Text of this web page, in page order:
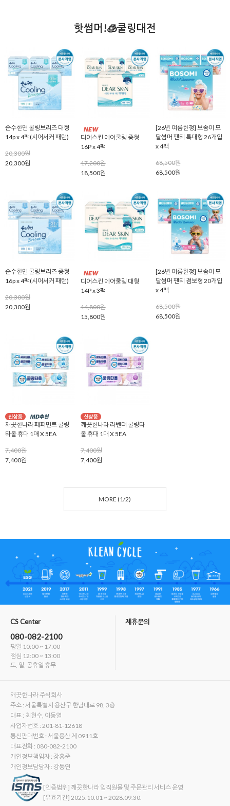
핫썸머!🧊쿨링대전
순수한면 쿨링브리즈 대형
14p x 4팩(시어서커 패턴)
20,300원
20,300원
디어스킨 에어쿨링 중형
16P x 4팩
17,200원
18,500원
[26년 여름한정] 보솜이 모
달썸머 팬티 특대형 26개입
x 4팩
68,500원
68,500원
순수한면 쿨링브리즈 중형
16p x 4팩(시어서커 패턴)
20,300원
20,300원
디어스킨 에어쿨링 대형
14P x 3팩
14,800원
15,800원
[26년 여름한정] 보솜이 모
달썸머 팬티 점보형 20개입
x 4팩
68,500원
68,500원
깨끗한나라 페퍼민트 쿨링
타올 휴대 1매 X 5EA
7,400원
7,400원
깨끗한나라 라벤더 쿨링타
올 휴대 1매 X 5EA
7,400원
7,400원
MORE (1/2)
CS Center
080-082-2100
평일 10:00 ~ 17:00
점심 12:00 ~ 13:00
토, 일, 공휴일 휴무
제휴문의
깨끗한나라 주식회사
주소 : 서울특별시 용산구 한남대로 98, 3층
대표 : 최현수, 이동열
사업자번호 : 201-81-12618
통신판매번호 : 서울용산 제 0911호
대표전화 : 080-082-2100
개인정보책임자 : 장홍준
개인정보담당자 : 강동연
[인증범위] 깨끗한나라 임직원몰 및 주문관리 서비스 운영
[유효기간] 2025.10.01 ~ 2028.09.30.